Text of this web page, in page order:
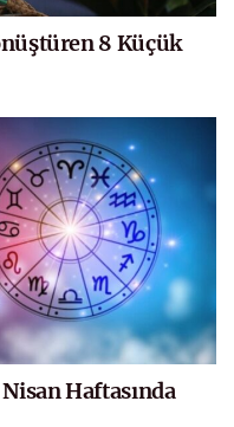
8 Küçük
Haftasında